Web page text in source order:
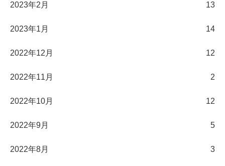
2023年2月 13
2023年1月 14
2022年12月 12
2022年11月 2
2022年10月 12
2022年9月 5
2022年8月 3